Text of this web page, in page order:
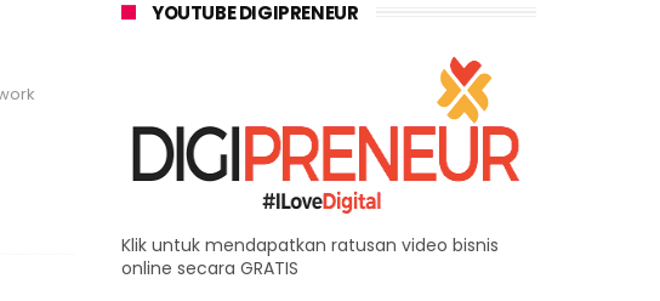
YOUTUBE DIGIPRENEUR
Klik untuk mendapatkan ratusan video bisnis
online secara GRATIS